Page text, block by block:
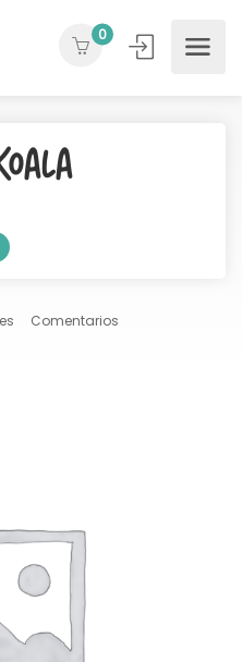
0
Comentarios